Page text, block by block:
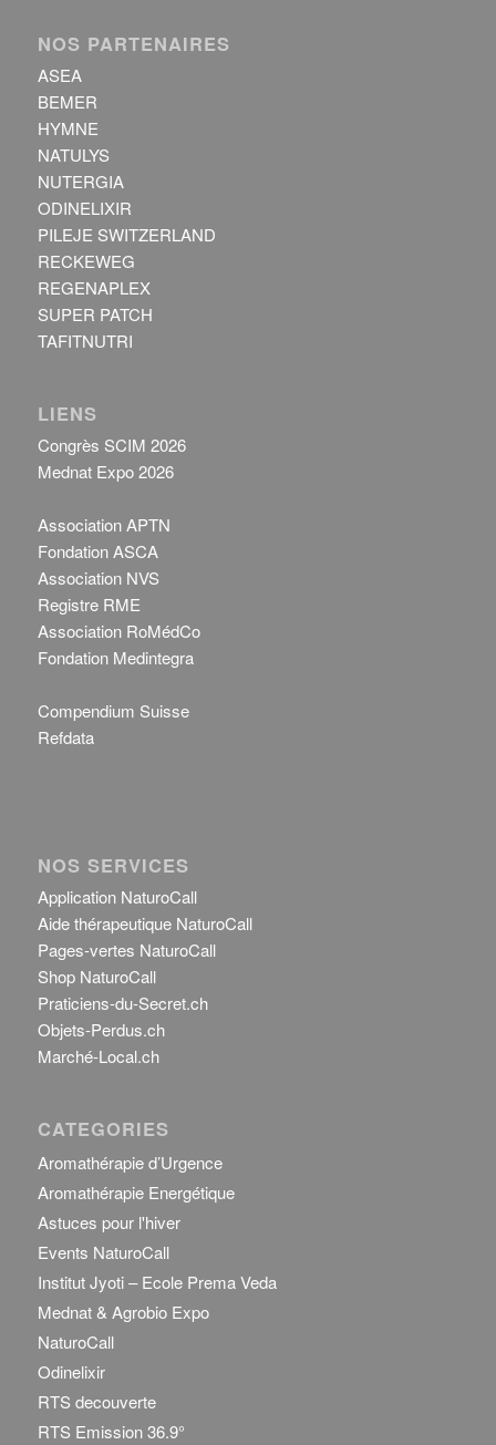
NOS PARTENAIRES
ASEA
BEMER
HYMNE
NATULYS
NUTERGIA
ODINELIXIR
PILEJE SWITZERLAND
RECKEWEG
REGENAPLEX
SUPER PATCH
TAFITNUTRI
LIENS
Congrès SCIM 2026
Mednat Expo 2026
Association APTN
Fondation ASCA
Association NVS
Registre RME
Association RoMédCo
Fondation Medintegra
Compendium Suisse
Refdata
NOS SERVICES
Application NaturoCall
Aide thérapeutique NaturoCall
Pages-vertes NaturoCall
Shop NaturoCall
Praticiens-du-Secret.ch
Objets-Perdus.ch
Marché-Local.ch
CATEGORIES
Aromathérapie d’Urgence
Aromathérapie Energétique
Astuces pour l'hiver
Events NaturoCall
Institut Jyoti – Ecole Prema Veda
Mednat & Agrobio Expo
NaturoCall
Odinelixir
RTS decouverte
RTS Emission 36.9°